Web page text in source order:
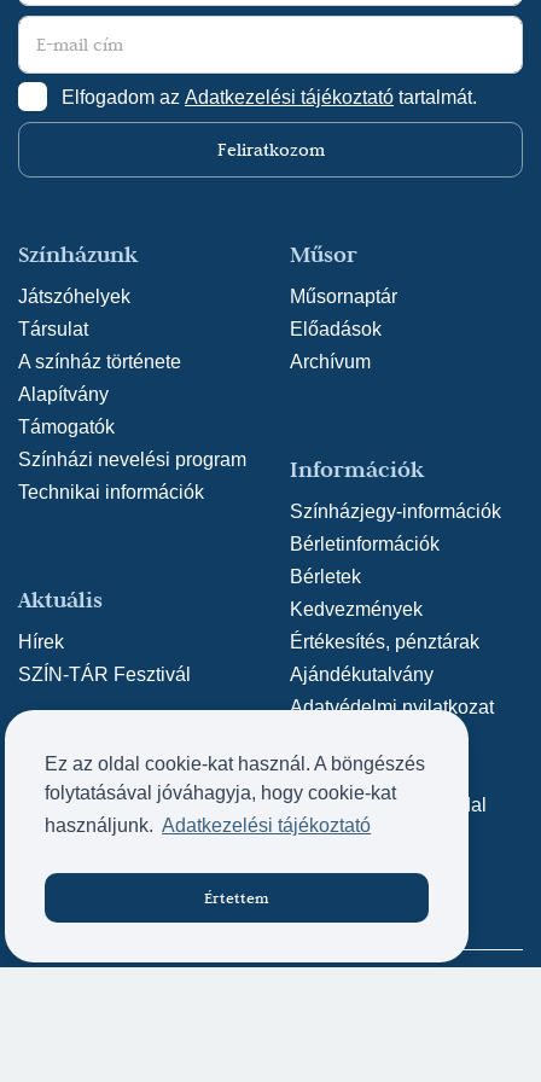
Ez az oldal cookie-kat használ. A böngészés
folytatásával jóváhagyja, hogy cookie-kat
használjunk. Adatkezelési tájékoztató
Értettem
Jegyvásárlás
Elfogadom az Adatkezelési tájékoztató tartalmát.
Feliratkozom
Színházunk
Játszóhelyek
Társulat
A színház története
Alapítvány
Támogatók
Színházi nevelési program
Technikai információk
Műsor
Műsornaptár
Előadások
Archívum
Aktuális
Hírek
SZÍN-TÁR Fesztivál
Információk
Színházjegy-információk
Bérletinformációk
Bérletek
Kedvezmények
Értékesítés, pénztárak
Ajándékutalvány
Adatvédelmi nyilatkozat
Archív weboldal
Archív SZÍN-TÁR oldal
Kapcsolat
Kapcsolat